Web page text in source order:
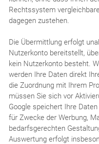
Rechtssystem
dagegen zustehen.
Die Übermittlung erfolgt
Nutzerkonto bereitstellt,
kein Nutzerkonto besteht.
werden Ihre Daten direkt
die Zuordnung mit Ihrem
müssen Sie sich vor
Google speichert Ihre
für Zwecke der Werbung,
bedarfsgerechten
Auswertung erfolgt